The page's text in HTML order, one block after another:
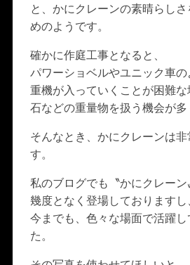
と、かにクレーンの素晴らし
めのようです。
確かに作庭工事となると、
パワーショベルやユニック車の
重機が入っていくことが困難な
石などの重量物を扱う機会が多
そんなとき、かにクレーンは非
す。
私のブログでも〝かにクレーン
幾度となく登場しておりますし
今までも、色々な場面で活躍
た。